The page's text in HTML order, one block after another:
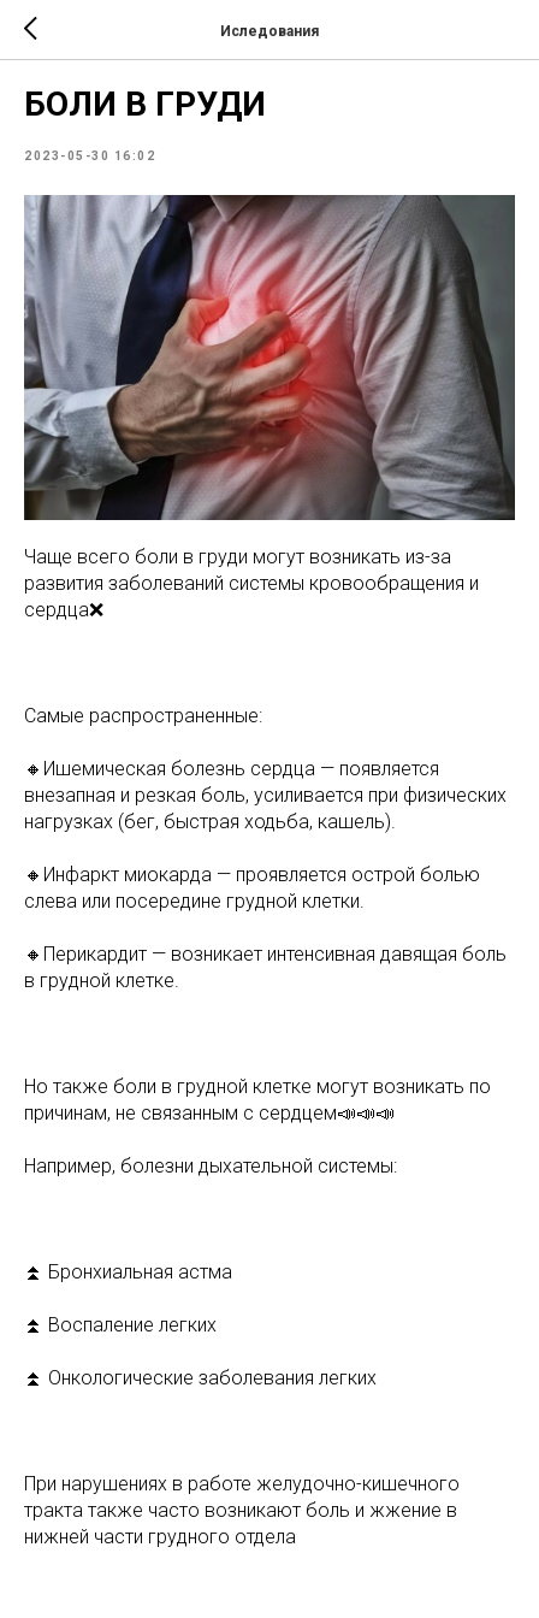
Иследования
БОЛИ В ГРУДИ
2023-05-30 16:02
Чаще всего боли в груди могут возникать из-за
развития заболеваний системы кровообращения и
сердца❌
Самые распространенные:
🔸️Ишемическая болезнь сердца — появляется
внезапная и резкая боль, усиливается при физических
нагрузках (бег, быстрая ходьба, кашель).
🔸️Инфаркт миокарда — проявляется острой болью
слева или посередине грудной клетки.
🔸️Перикардит — возникает интенсивная давящая боль
в грудной клетке.
Но также боли в грудной клетке могут возникать по
причинам, не связанным с сердцем📣📣📣
Например, болезни дыхательной системы:
⏫ Бронхиальная астма
⏫ Воспаление легких
⏫ Онкологические заболевания легких
При нарушениях в работе желудочно-кишечного
тракта также часто возникают боль и жжение в
нижней части грудного отдела